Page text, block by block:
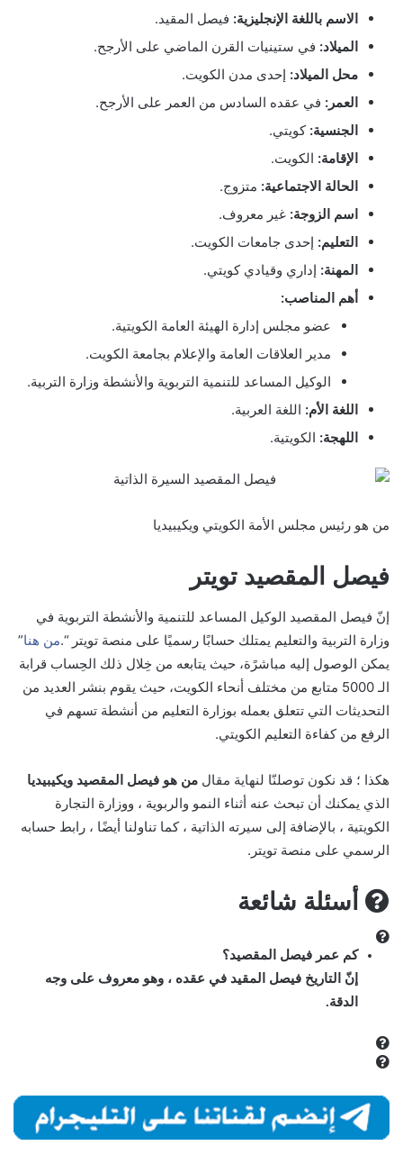
الاسم باللغة الإنجليزية: فيصل المقيد.
الميلاد: في ستينيات القرن الماضي على الأرجح.
محل الميلاد: إحدى مدن الكويت.
العمر: في عقده السادس من العمر على الأرجح.
الجنسية: كويتي.
الإقامة: الكويت.
الحالة الاجتماعية: متزوج.
اسم الزوجة: غير معروف.
التعليم: إحدى جامعات الكويت.
المهنة: إداري وقيادي كويتي.
أهم المناصب:
عضو مجلس إدارة الهيئة العامة الكويتية.
مدير العلاقات العامة والإعلام بجامعة الكويت.
الوكيل المساعد للتنمية التربوية والأنشطة وزارة التربية.
اللغة الأم: اللغة العربية.
اللهجة: الكويتية.
من هو رئيس مجلس الأمة الكويتي ويكيبيديا
فيصل المقصيد تويتر
إنّ فيصل المقصيد الوكيل المساعد للتنمية والأنشطة التربوية في
وزارة التربية والتعليم يمتلك حسابًا رسميًا على منصة تويتر “.من هنا”
يمكن الوصول إليه مباشرًة، حيث يتابعه من خِلال ذلك الحِساب قرابة
الـ 5000 متابع من مختلف أنحاء الكويت، حيث يقوم بنشر العديد من
التحديثات التي تتعلق بعمله بوزارة التعليم من أنشطة تسهم في
الرفع من كفاءة التعليم الكويتي.
هكذا ؛ قد نكون توصلنّا لنهاية مقال من هو فيصل المقصيد ويكيبيديا
الذي يمكنك أن تبحث عنه أثناء النمو والربوية ، ووزارة التجارة
الكويتية ، بالإضافة إلى سيرته الذاتية ، كما تناولنا أيضًا ، رابط حسابه
الرسمي على منصة تويتر.
أسئلة شائعة
كم عمر فيصل المقصيد؟
إنّ التاريخ فيصل المقيد في عقده ، وهو معروف على وجه
الدقة.